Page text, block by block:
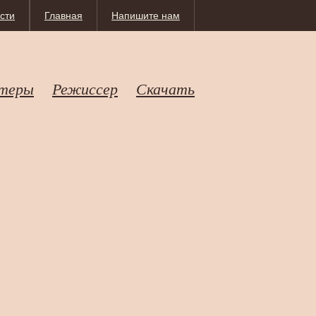
Напишите нам
Главная
Режиссер Скачать